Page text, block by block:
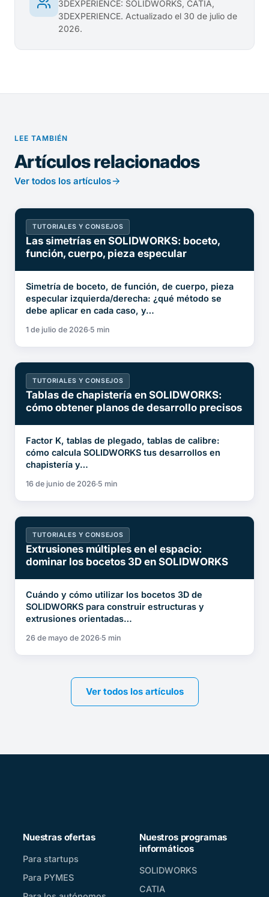
3DEXPERIENCE: SOLIDWORKS, CATIA,
3DEXPERIENCE. Actualizado el 30 de julio de
2026.
LEE TAMBIÉN
Artículos relacionados
Ver todos los artículos
TUTORIALES Y CONSEJOS
Las simetrías en SOLIDWORKS: boceto,
función, cuerpo, pieza especular
Simetría de boceto, de función, de cuerpo, pieza
especular izquierda/derecha: ¿qué método se
debe aplicar en cada caso, y…
1 de julio de 2026 5 min
TUTORIALES Y CONSEJOS
Tablas de chapistería en SOLIDWORKS:
cómo obtener planos de desarrollo precisos
Factor K, tablas de plegado, tablas de calibre:
cómo calcula SOLIDWORKS tus desarrollos en
chapistería y…
16 de junio de 2026 5 min
TUTORIALES Y CONSEJOS
Extrusiones múltiples en el espacio:
dominar los bocetos 3D en SOLIDWORKS
Cuándo y cómo utilizar los bocetos 3D de
SOLIDWORKS para construir estructuras y
extrusiones orientadas…
26 de mayo de 2026 5 min
Ver todos los artículos
Nuestras ofertas
Para startups
Para PYMES
Nuestros programas
informáticos
SOLIDWORKS
CATIA